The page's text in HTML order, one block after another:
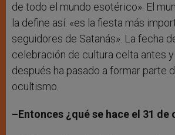
de todo el mundo esotérico». El
la define así: «es la fiesta más
seguidores de Satanás». La fecha
celebración de cultura celta antes
después ha pasado a formar parte
ocultismo.
–Entonces ¿qué se hace el 31 de